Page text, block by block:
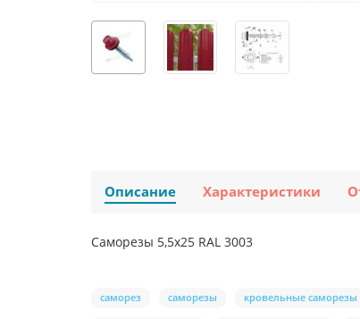
Описание Характеристики
Саморезы 5,5х25 RAL 3003
саморез саморезы кровельные саморезы